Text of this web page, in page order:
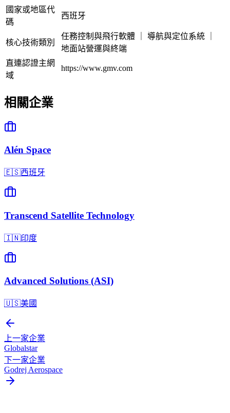
國家或地區代
碼
西班牙
核心技術類別
任務控制與飛行軟體 ｜ 導航與定位系統 ｜
地面站營運與終端
直連認證主網
域
https://www.gmv.com
相關企業
Alén Space
🇪🇸西班牙
Transcend Satellite Technology
🇮🇳印度
Advanced Solutions (ASI)
🇺🇸美國
上一家企業
Globalstar
下一家企業
Godrej Aerospace